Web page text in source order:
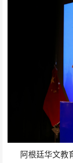
阿根廷华文教